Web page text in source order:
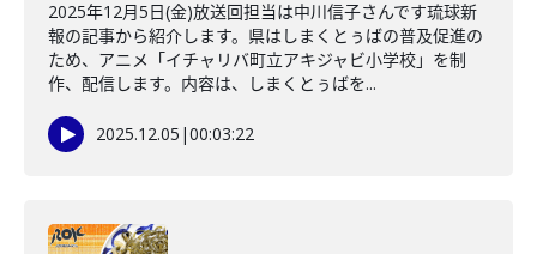
2025年12月5日(金)放送回担当は中川信子さんです琉球新
報の記事から紹介します。県はしまくとぅばの普及促進の
ため、アニメ「イチャリバ町立アキジャビ小学校」を制
作、配信します。内容は、しまくとぅばを...
2025.12.05 |00:03:22